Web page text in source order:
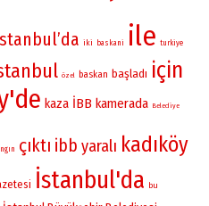
iki baskani ile turkiye
özel baskan başladı için
kaza İBB kamerada Belediye
çıktı ibb yaralı kadıköy
İstanbul'da bu